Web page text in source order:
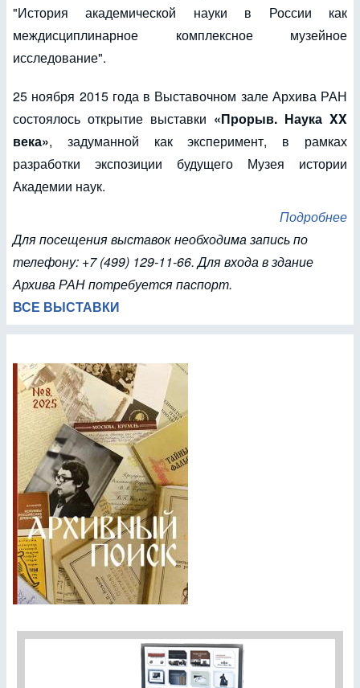
"История академической науки в России как
междисциплинарное комплексное музейное
исследование".
25 ноября 2015 года в Выставочном зале Архива РАН
состоялось открытие выставки «Прорыв. Наука XX
века», задуманной как эксперимент, в рамках
разработки экспозиции будущего Музея истории
Академии наук.
Подробнее
Для посещения выставок необходима запись по
телефону: +7 (499) 129-11-66. Для входа в здание
Архива РАН потребуется паспорт.
ВСЕ ВЫСТАВКИ